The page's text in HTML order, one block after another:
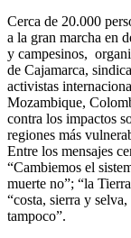
Cerca de 20.000
a la gran marcha en
y campesinos,
de Cajamarca,
activistas
Mozambique,
contra los impactos
regiones más
Entre los mensajes
“Cambiemos el
muerte no”; “la
“costa, sierra y
tampoco”.